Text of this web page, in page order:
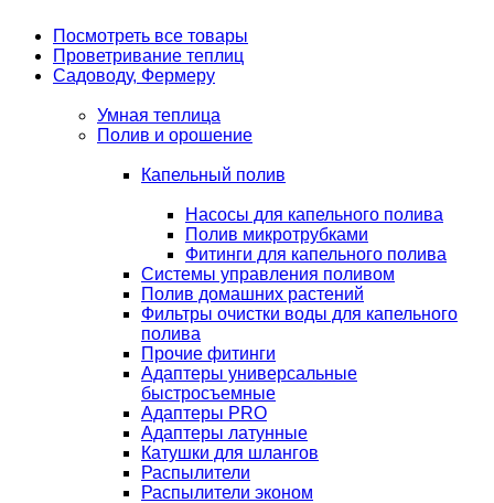
Посмотреть все товары
Проветривание теплиц
Садоводу, Фермеру
Умная теплица
Полив и орошение
Капельный полив
Насосы для капельного полива
Полив микротрубками
Фитинги для капельного полива
Системы управления поливом
Полив домашних растений
Фильтры очистки воды для капельного
полива
Прочие фитинги
Адаптеры универсальные
быстросъемные
Адаптеры PRO
Адаптеры латунные
Катушки для шлангов
Распылители
Распылители эконом